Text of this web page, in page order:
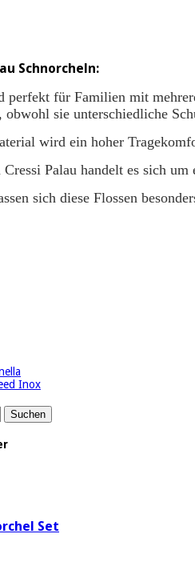
Schnorcheln:
perfekt für Familien mit
obwohl sie unterschiedliche
wird ein hoher
Palau handelt es sich
sich diese Flossen
Inox
Set